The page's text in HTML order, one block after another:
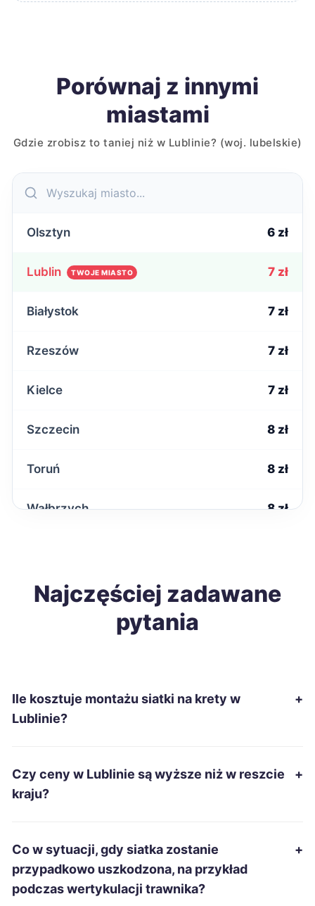
Porównaj z innymi
miastami
Gdzie zrobisz to taniej niż w Lublinie? (woj. lubelskie)
Olsztyn 6 zł
Lublin TWOJE MIASTO 7 zł
Białystok 7 zł
Rzeszów 7 zł
Kielce 7 zł
Szczecin 8 zł
Toruń 8 zł
Wałbrzych 8 zł
Gdańsk 9 zł
Płock
Koszalin
Dąbrowa Górnicza
Najczęściej zadawane
pytania
Ile kosztuje montażu siatki na krety w
Lublinie?
+
Czy ceny w Lublinie są wyższe niż w reszcie
kraju?
+
Co w sytuacji, gdy siatka zostanie
przypadkowo uszkodzona, na przykład
podczas wertykulacji trawnika?
+